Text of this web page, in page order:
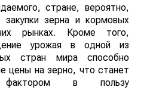
стране, вероятно,
закупки зерна и кормовых
рынках. Кроме того,
урожая в одной из
стран мира способно
цены на зерно, что станет
фактором в пользу